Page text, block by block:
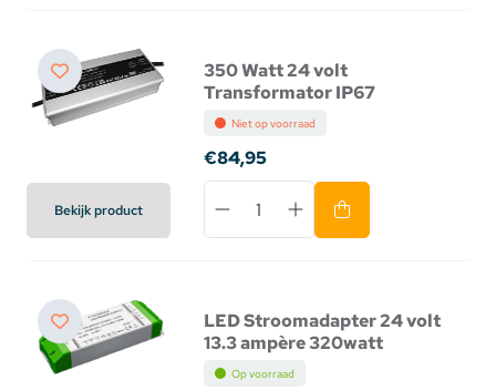
Bekijk product
350 Watt 24 volt
Transformator IP67
Niet op voorraad
€84,95
LED Stroomadapter 24 volt
13.3 ampère 320watt
Op voorraad